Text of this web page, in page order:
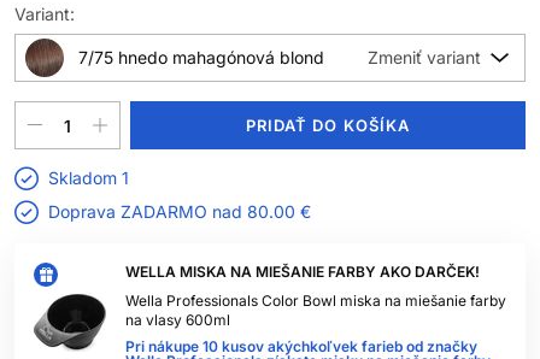
WELLA MISKA NA MIEŠANIE FARBY AKO DARČEK!
Wella Professionals Color Bowl miska na miešanie farby
na vlasy 600ml
Pri nákupe 10 kusov akýchkoľvek farieb od značky
Variant:
7/75 hnedo mahagónová blond
PRIDAŤ DO KOŠÍKA
Skladom 1
Doprava ZADARMO nad 80.00 €